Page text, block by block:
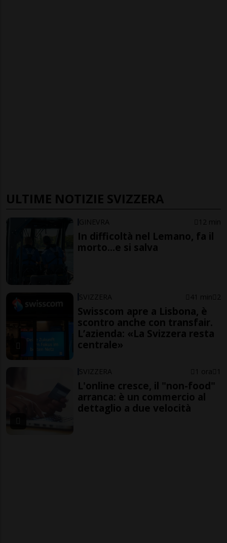
ULTIME NOTIZIE SVIZZERA
GINEVRA 12 min
In difficoltà nel Lemano, fa il
morto...e si salva
SVIZZERA 41 min 2
Swisscom apre a Lisbona, è
scontro anche con transfair.
L’azienda: «La Svizzera resta
centrale»
SVIZZERA 1 ora 1
L'online cresce, il "non-food"
arranca: è un commercio al
dettaglio a due velocità